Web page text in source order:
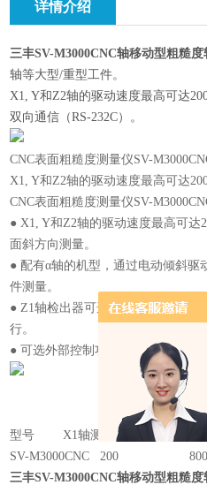
详情介绍
三丰SV-M3000CNC轴移动型粗糙
轴等大型/重型工件。
X1, Y和Z2轴的驱动速度最高可达
双向通信（RS-232C）。
CNC表面粗糙度测量仪SV-
X1, Y和Z2轴的驱动速度最高可达
CNC表面粗糙度测量仪SV-
● X1, Y和Z2轴的驱动速度最高可
面斜方向测量。
● 配有α轴的机型，通过电动倾斜
件测量。
● Z1轴检出器可选择4mN或
行。
● 可选外部控制功能（外部I/O），
型号 X1轴测量范围(mm) Y轴
SV-M3000CNC 200
三丰SV-M3000CNC轴移动型粗糙